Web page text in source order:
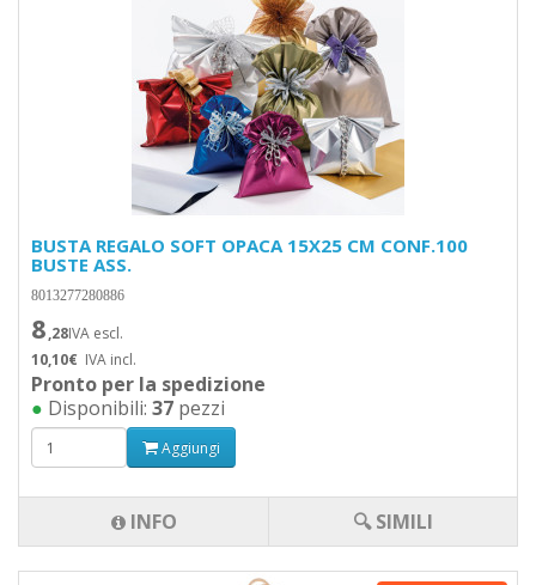
BUSTA REGALO SOFT OPACA 15X25 CM CONF.100
BUSTE ASS.
8013277280886
8,28IVA escl.
10,10€ IVA incl.
Pronto per la spedizione
● Disponibili: 37 pezzi
Aggiungi
INFO 🔍 SIMILI